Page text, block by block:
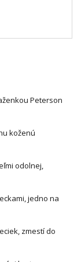
Peterson
koženú
odolnej,
jedno na
zmestí do